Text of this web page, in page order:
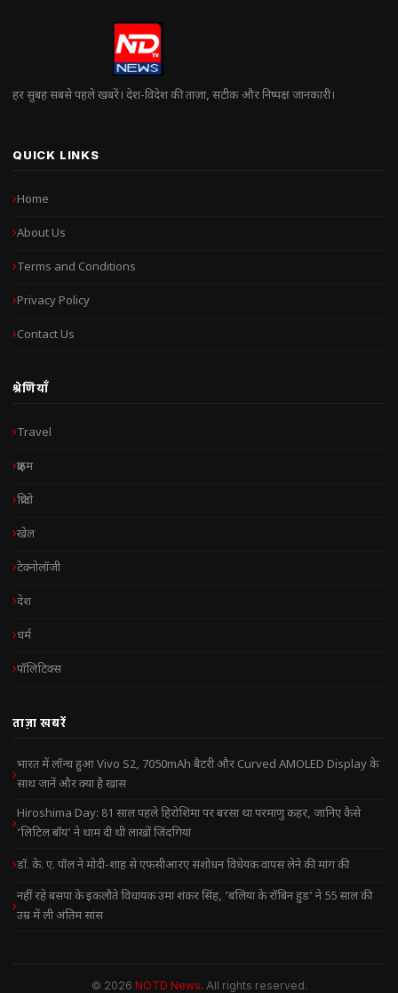
हर सुबह सबसे पहले खबरें। देश-विदेश की ताज़ा, सटीक और निष्पक्ष जानकारी।
QUICK LINKS
Home
About Us
Terms and Conditions
Privacy Policy
Contact Us
श्रेणियाँ
Travel
क्राइम
क्रिप्टो
खेल
टेक्नोलॉजी
देश
धर्म
पॉलिटिक्स
ताज़ा खबरें
भारत में लॉन्च हुआ Vivo S2, 7050mAh बैटरी और Curved AMOLED Display के
साथ जानें और क्या है खास
Hiroshima Day: 81 साल पहले हिरोशिमा पर बरसा था परमाणु कहर, जानिए कैसे
‘लिटिल बॉय’ ने थाम दी थी लाखों जिंदगियां
डॉ. के. ए. पॉल ने मोदी-शाह से एफसीआरए संशोधन विधेयक वापस लेने की मांग की
नहीं रहे बसपा के इकलौते विधायक उमा शंकर सिंह, ‘बलिया के रॉबिन हुड’ ने 55 साल की
उम्र में ली अंतिम सांस
© 2026 NOTD News. All rights reserved.